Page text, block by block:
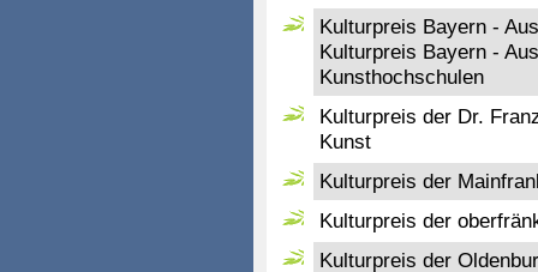
Kulturpreis Bayern -
Kulturpreis Bayern -
Kunsthochschulen
Kulturpreis der Dr.
Kunst
Kulturpreis der
Kulturpreis der
Kulturpreis der